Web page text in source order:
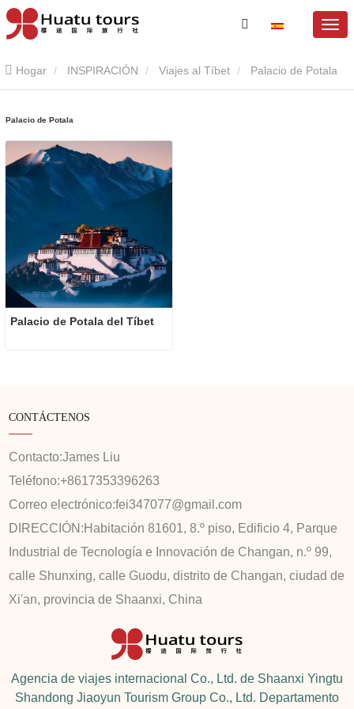
Hogar INSPIRACIÓN Viajes al Tíbet Palacio de Potala
Palacio de Potala
Palacio de Potala del Tíbet
CONTÁCTENOS
Contacto:James Liu
Teléfono:+8617353396263
Correo electrónico:fei347077@gmail.com
DIRECCIÓN: Habitación 81601, 8.º piso, Edificio 4, Parque
Industrial de Tecnología e Innovación de Changan, n.º 99,
calle Shunxing, calle Guodu, distrito de Changan, ciudad de
Xi'an, provincia de Shaanxi, China
Agencia de viajes internacional Co., Ltd. de Shaanxi Yingtu
Shandong Jiaoyun Tourism Group Co., Ltd. Departamento